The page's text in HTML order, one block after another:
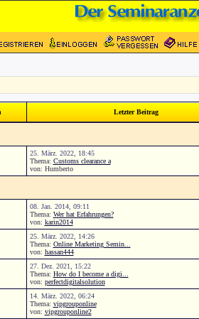
Letzter Beitrag
25. März. 2022, 18:45
Thema: Customs clearance a
von: Humberto
08. Jan. 2014, 09:11
Thema: Wer hat Erfahrungen?
von: karin2014
25. März. 2022, 14:26
Thema: Online Marketing Semin...
von: hassan444
27. Dez. 2021, 15:22
Thema: How do I become a digi...
von: perfectdigitalsolution
14. März. 2022, 06:24
Thema: vipgrouponline
von: vipgrouponline2